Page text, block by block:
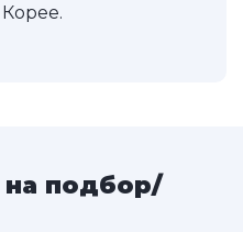
на подбор/